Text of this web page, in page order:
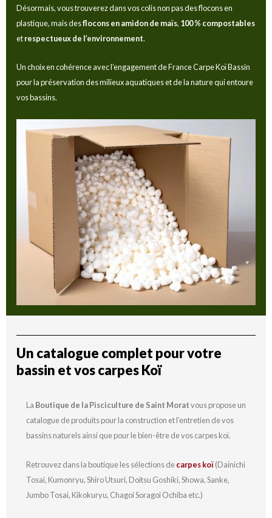
Désormais, vous trouverez dans vos colis non pas des flocons en
plastique, mais desflocons en amidon de maïs, 100 % compostables
etrespectueux de l’environnement.
Un choix en cohérence avec l’engagement de France Carpe Koï Bassin
pour la préservation des milieux aquatiques et de la nature qui entoure
vos bassins.
Un catalogue complet pour votre
bassin et vos carpes Koï
La Boutique de la Pisciculture de Saint Moratvous propose un
catalogue de produits pour la construction et l’entretien de vos
bassins naturels ainsi que pour le bien-être de vos carpes koï.
Retrouvez dans la boutique les sélections decarpes koï(Dainichi
Tosai, Kumonryu, Shiro Utsuri, Doitsu Goshiki, Showa, Sanke,
Jumbo Tosai, Kikokuryu, Chagoi Soragoi Ochiba etc.)